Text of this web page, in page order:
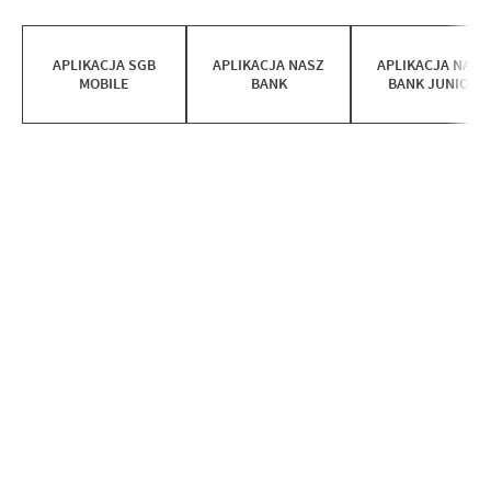
APLIKACJA SGB
MOBILE
APLIKACJA NASZ
BANK
APLIKACJA NASZ
BANK JUNIOR